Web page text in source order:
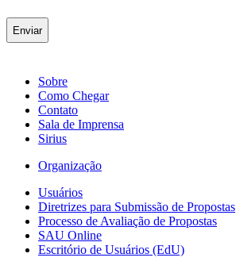
Sobre
Como Chegar
Contato
Sala de Imprensa
Sirius
Organização
Usuários
Diretrizes para Submissão de Propostas
Processo de Avaliação de Propostas
SAU Online
Escritório de Usuários (EdU)